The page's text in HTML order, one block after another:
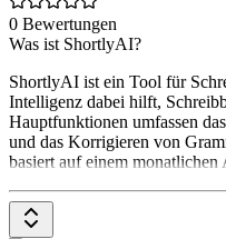
0 Bewertungen
Was ist ShortlyAI?
ShortlyAI ist ein Tool für
Intelligenz dabei hilft,
Hauptfunktionen umfassen
und das Korrigieren von
basiert auf einem monatlichen